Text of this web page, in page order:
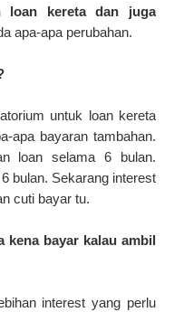
loan kereta dan juga
apa-apa perubahan.
untuk loan kereta
apa bayaran tambahan.
loan selama 6 bulan.
bulan. Sekarang interest
cuti bayar tu.
kena bayar kalau ambil
interest yang perlu